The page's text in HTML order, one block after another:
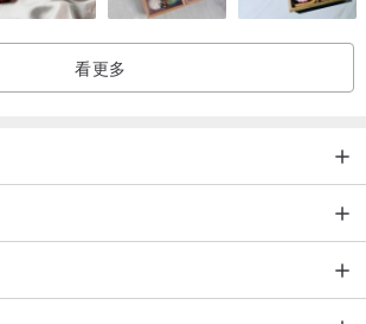
裝進口
第 IFB14HK1133501 號
品責任險新台幣伍佰萬元整
乎日本當地檢測標準，品質有保證。
原裝進口，並經台灣衛福部食品容器
字號為：F-125011454-00000-5。
看更多